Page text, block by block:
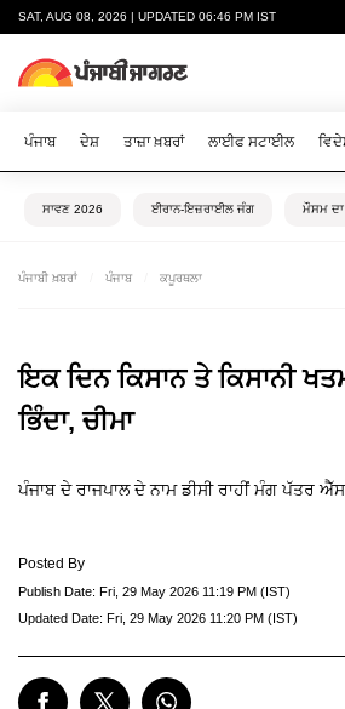
SAT, AUG 08, 2026 | UPDATED 06:46 PM IST
ਪੰਜਾਬ ਦੇਸ਼ ਤਾਜ਼ਾ ਖ਼ਬਰਾਂ ਲਾਈਫ ਸਟਾਈਲ
ਸਾਵਣ 2026 ਈਰਾਨ-ਇਜ਼ਰਾਈਲ ਜੰਗ ਮੌਸਮ ਦਾ
ਪੰਜਾਬੀ ਖ਼ਬਰਾਂ ਪੰਜਾਬ ਕਪੂਰਥਲਾ
ਇਕ ਦਿਨ ਕਿਸਾਨ ਤੇ ਕਿਸਾਨੀ
ਭਿੰਦਾ, ਚੀਮਾ
ਪੰਜਾਬ ਦੇ ਰਾਜਪਾਲ ਦੇ ਨਾਮ ਡੀਸੀ ਰਾਹੀਂ ਮੰਗ ਪੱਤਰ
Posted By
Publish Date: Fri, 29 May 2026 11:19 PM (IST)
Updated Date: Fri, 29 May 2026 11:20 PM (IST)